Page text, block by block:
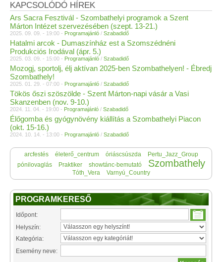
KAPCSOLÓDÓ HÍREK
Ars Sacra Fesztivál - Szombathelyi programok a Szent
Márton Intézet szervezésében (szept. 13-21.)
2025. 09. 09. - 19:00 - Programajánló / Szabadidő
Hatalmi arcok - Dumaszínház est a Szomszédnéni
Produkciós Irodával (ápr. 5.)
2025. 03. 09. - 15:00 - Programajánló / Szabadidő
Mozogj, sportolj, élj aktívan 2025-ben Szombathelyen! - Ébredj
Szombathely!
2025. 01. 29. - 07:00 - Programajánló / Szabadidő
Tökös őszi szöszölde - Szent Márton-napi vásár a Vasi
Skanzenben (nov. 9-10.)
2024. 11. 04. - 19:00 - Programajánló / Szabadidő
Élőgomba és gyógynövény kiállítás a Szombathelyi Piacon
(okt. 15-16.)
2024. 10. 14. - 13:00 - Programajánló / Szabadidő
arcfestés életerő_centrum óriáscsúszda
Pertu_Jazz_Group
pónilovaglás
Praktiker showtánc-bemutató Szombathely
Tóth_Vera Varnyú_Country
PROGRAMKERESŐ
Időpont:
Helyszín:
Kategória:
Esemény neve: